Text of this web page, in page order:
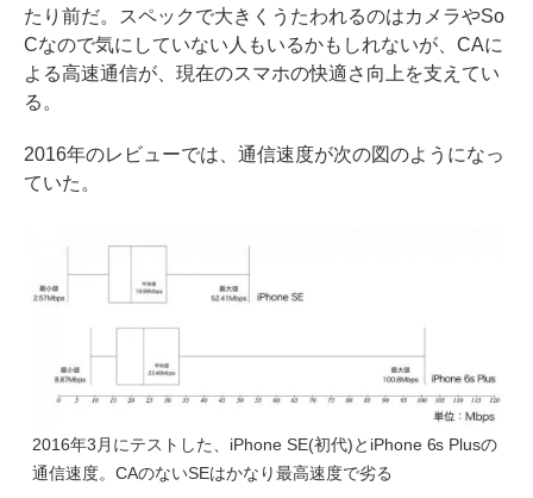
たり前だ。スペックで大きくうたわれるのはカメラやSo
Cなので気にしていない人もいるかもしれないが、CAに
よる高速通信が、現在のスマホの快適さ向上を支えてい
る。
2016年のレビューでは、通信速度が次の図のようになっ
ていた。
2016年3月にテストした、iPhone SE(初代)とiPhone 6s Plusの
通信速度。CAのないSEはかなり最高速度で劣る